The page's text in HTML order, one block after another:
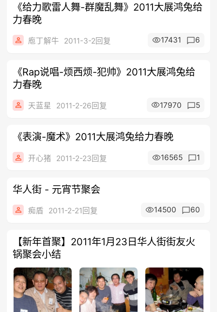
《给力歌雷人舞-群魔乱舞》2011大展鸿兔给
力春晚
庖丁解牛 2011-3-2回复 17431 6
《Rap说唱-烦西烦-犯帅》2011大展鸿兔给
力春晚
天蓝星 2011-2-26回复 17970 5
《表演-魔术》2011大展鸿兔给力春晚
开心猪 2011-2-23回复 16565 1
华人街 - 元宵节聚会
痴盾 2011-2-21回复 14500 60
【新年首聚】2011年1月23日华人街街友火
锅聚会小结